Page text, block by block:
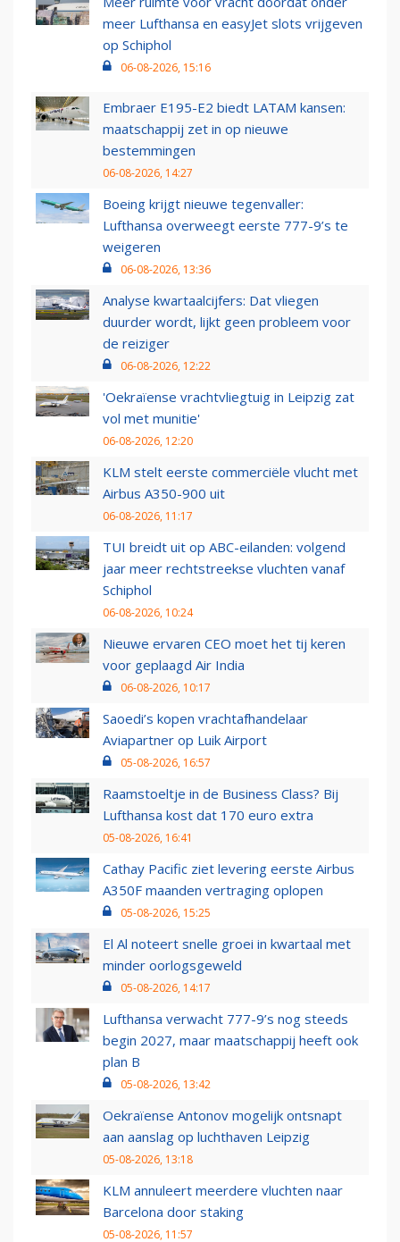
meer Lufthansa en easyJet slots vrijgeven
op Schiphol
06-08-2026, 15:16
Embraer E195-E2 biedt LATAM kansen:
maatschappij zet in op nieuwe
bestemmingen
06-08-2026, 14:27
Boeing krijgt nieuwe tegenvaller:
Lufthansa overweegt eerste 777-9’s te
weigeren
06-08-2026, 13:36
Analyse kwartaalcijfers: Dat vliegen
duurder wordt, lijkt geen probleem voor
de reiziger
06-08-2026, 12:22
'Oekraïense vrachtvliegtuig in Leipzig zat
vol met munitie'
06-08-2026, 12:20
KLM stelt eerste commerciële vlucht met
Airbus A350-900 uit
06-08-2026, 11:17
TUI breidt uit op ABC-eilanden: volgend
jaar meer rechtstreekse vluchten vanaf
Schiphol
06-08-2026, 10:24
Nieuwe ervaren CEO moet het tij keren
voor geplaagd Air India
06-08-2026, 10:17
Saoedi’s kopen vrachtafhandelaar
Aviapartner op Luik Airport
05-08-2026, 16:57
Raamstoeltje in de Business Class? Bij
Lufthansa kost dat 170 euro extra
05-08-2026, 16:41
Cathay Pacific ziet levering eerste Airbus
A350F maanden vertraging oplopen
05-08-2026, 15:25
El Al noteert snelle groei in kwartaal met
minder oorlogsgeweld
05-08-2026, 14:17
Lufthansa verwacht 777-9’s nog steeds
begin 2027, maar maatschappij heeft ook
plan B
05-08-2026, 13:42
Oekraïense Antonov mogelijk ontsnapt
aan aanslag op luchthaven Leipzig
05-08-2026, 13:18
KLM annuleert meerdere vluchten naar
Barcelona door staking
05-08-2026, 11:57